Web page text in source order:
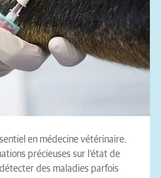
en médecine vétérinaire.
précieuses sur l’état de
des maladies parfois